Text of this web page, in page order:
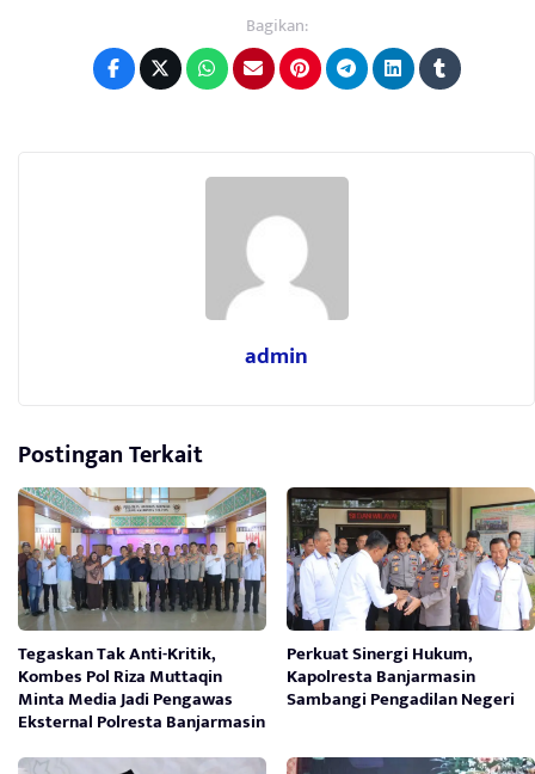
Bagikan:
admin
Postingan Terkait
Tegaskan Tak Anti-Kritik,
Kombes Pol Riza Muttaqin
Minta Media Jadi Pengawas
Eksternal Polresta Banjarmasin
Perkuat Sinergi Hukum,
Kapolresta Banjarmasin
Sambangi Pengadilan Negeri